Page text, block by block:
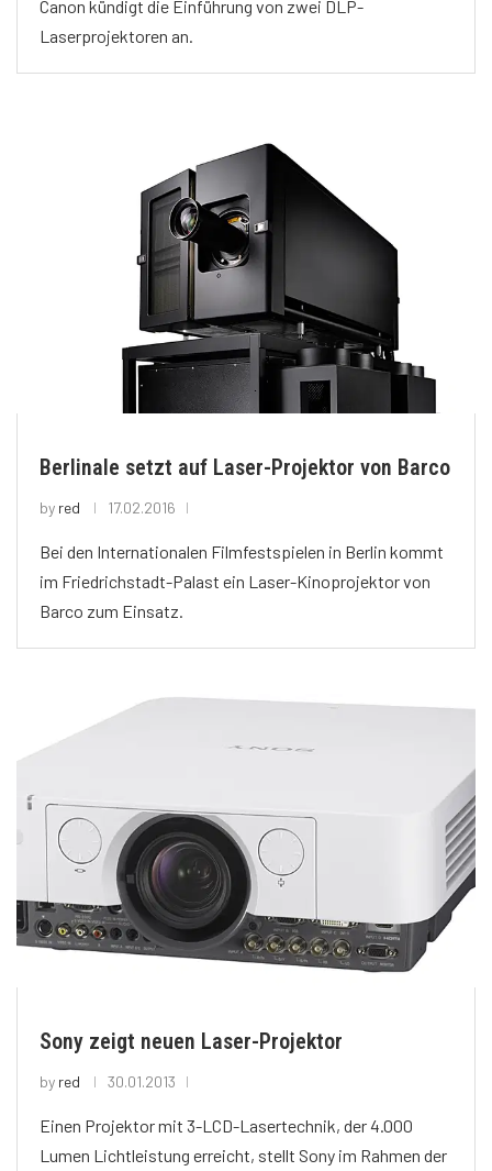
Canon kündigt die Einführung von zwei DLP-
Laserprojektoren an.
Berlinale setzt auf Laser-Projektor von Barco
by red 17.02.2016
Bei den Internationalen Filmfestspielen in Berlin kommt
im Friedrichstadt-Palast ein Laser-Kinoprojektor von
Barco zum Einsatz.
Sony zeigt neuen Laser-Projektor
by red 30.01.2013
Einen Projektor mit 3-LCD-Lasertechnik, der 4.000
Lumen Lichtleistung erreicht, stellt Sony im Rahmen der